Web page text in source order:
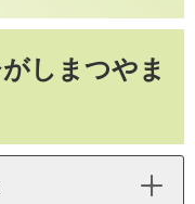
しまつやま